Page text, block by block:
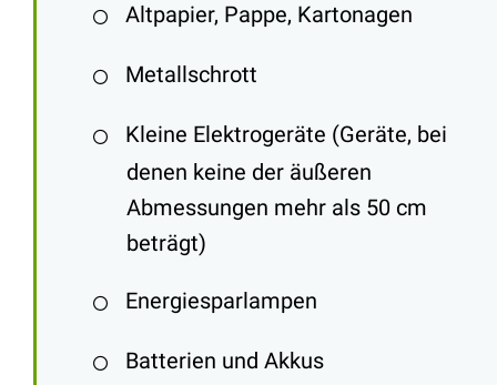
Altpapier, Pappe, Kartonagen
Metallschrott
Kleine Elektrogeräte (Geräte, bei
denen keine der äußeren
Abmessungen mehr als 50 cm
beträgt)
Energiesparlampen
Batterien und Akkus